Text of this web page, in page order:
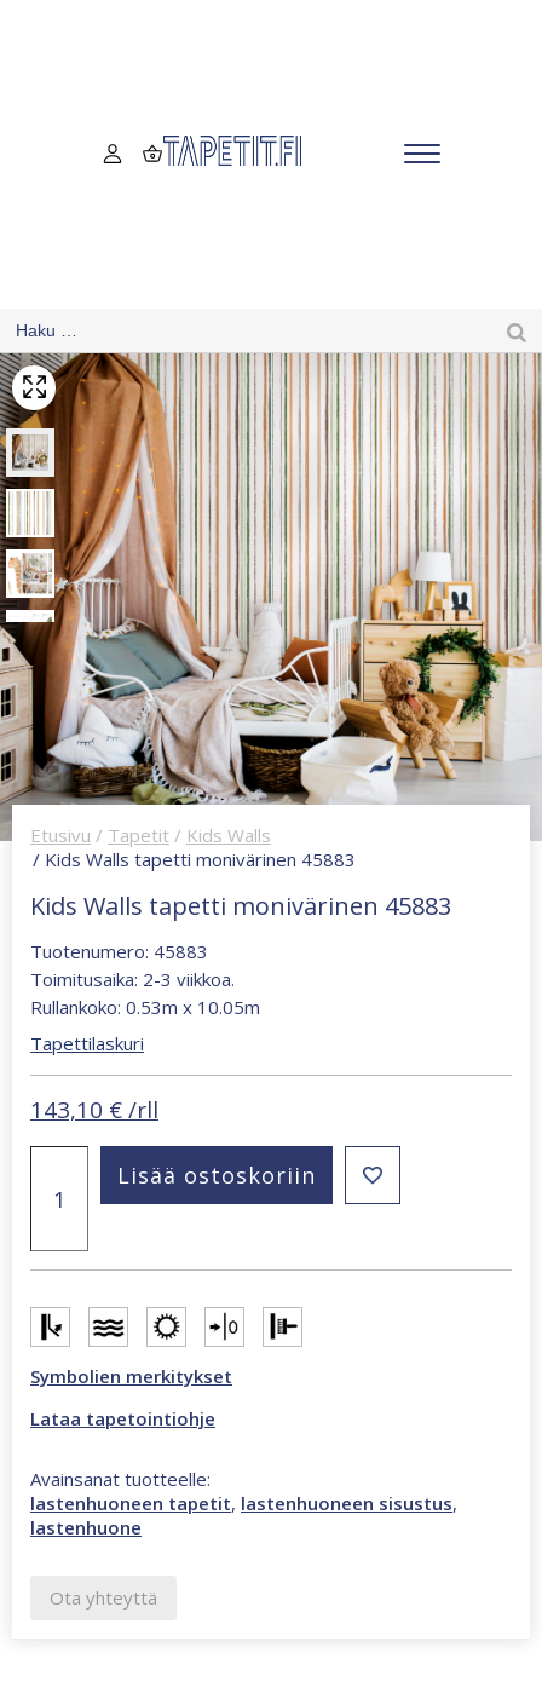
Etusivu / Tapetit / Kids Walls
/ Kids Walls tapetti monivärinen 45883
Kids Walls tapetti monivärinen 45883
Tuotenumero: 45883
Toimitusaika: 2-3 viikkoa.
Rullankoko: 0.53m x 10.05m
Tapettilaskuri
143,10 € /rll
tapetti
45883
määrä
Lisää ostoskoriin
Symbolien merkitykset
Lataa tapetointiohje
Avainsanat tuotteelle:
lastenhuoneen tapetit, lastenhuoneen sisustus,
lastenhuone
Ota yhteyttä